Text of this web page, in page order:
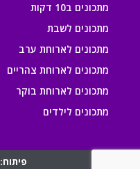
מתכונים ב10 דקות
מתכונים לשבת
מתכונים לארוחת ערב
מתכונים לארוחת צהריים
מתכונים לארוחת בוקר
מתכונים לילדים
פיתוח: manta~web